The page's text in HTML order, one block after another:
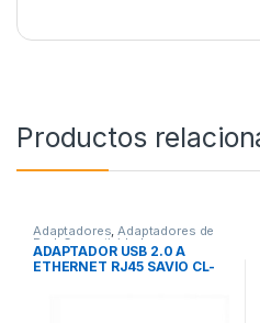
Productos
Adaptadores,Adaptadores de
Red,Conectividad
ADAPTADOR USB 2.0 A
ETHERNET RJ45 SAVIO CL-